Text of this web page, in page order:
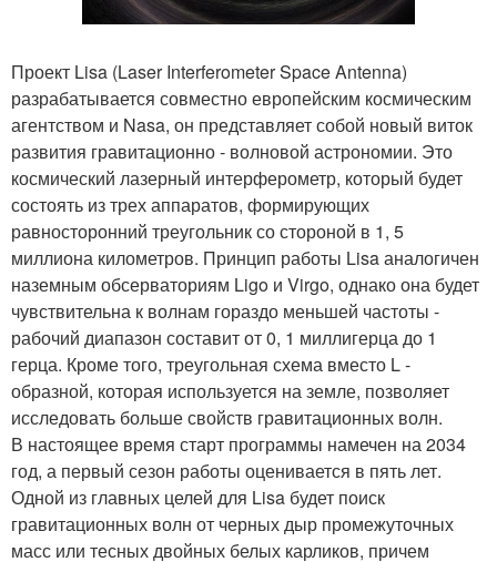
Проект Lisa (Laser Interferometer Space Antenna)
разрабатывается совместно европейским космическим
агентством и Nasa, он представляет собой новый виток
развития гравитационно - волновой астрономии. Это
космический лазерный интерферометр, который будет
состоять из трех аппаратов, формирующих
равносторонний треугольник со стороной в 1, 5
миллиона километров. Принцип работы Lisa аналогичен
наземным обсерваториям Ligo и Virgo, однако она будет
чувствительна к волнам гораздо меньшей частоты -
рабочий диапазон составит от 0, 1 миллигерца до 1
герца. Кроме того, треугольная схема вместо L -
образной, которая используется на земле, позволяет
исследовать больше свойств гравитационных волн.
В настоящее время старт программы намечен на 2034
год, а первый сезон работы оценивается в пять лет.
Одной из главных целей для Lisa будет поиск
гравитационных волн от черных дыр промежуточных
масс или тесных двойных белых карликов, причем